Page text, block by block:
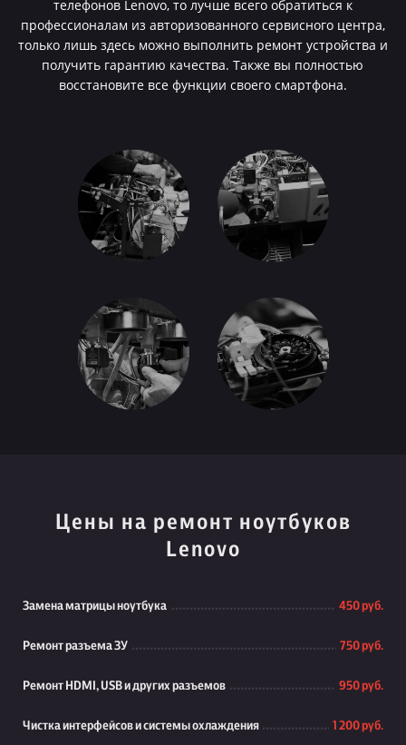
телефонов Lenovo, то лучше всего обратиться к
профессионалам из авторизованного сервисного центра,
только лишь здесь можно выполнить ремонт устройства и
получить гарантию качества. Также вы полностью
восстановите все функции своего смартфона.
Цены на ремонт ноутбуков
Lenovo
Замена матрицы ноутбука 450 руб.
Ремонт разъема ЗУ 750 руб.
Ремонт HDMI, USB и других разъемов 950 руб.
Чистка интерфейсов и системы охлаждения 1 200 руб.